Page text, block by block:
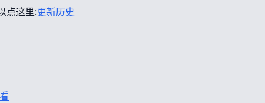
点这里:更新历史